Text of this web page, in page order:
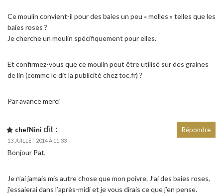
Ce moulin convient-il pour des baies un peu « molles » telles que les
baies roses ?
Je cherche un moulin spécifiquement pour elles.
Et confirmez-vous que ce moulin peut être utilisé sur des graines
de lin (comme le dit la publicité chez toc.fr) ?
Par avance merci
chefNini dit :
13 JUILLET 2014 À 11:33
Bonjour Pat,
Je n’ai jamais mis autre chose que mon poivre. J’ai des baies roses,
j’essaierai dans l’après-midi et je vous dirais ce que j’en pense.
Répondre